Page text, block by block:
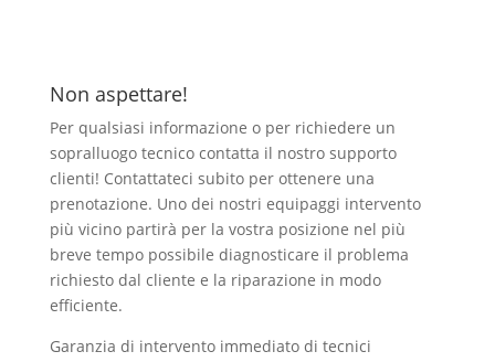
Non aspettare!
Per qualsiasi informazione o per richiedere un
sopralluogo tecnico contatta il nostro supporto
clienti! Contattateci subito per ottenere una
prenotazione. Uno dei nostri equipaggi intervento
più vicino partirà per la vostra posizione nel più
breve tempo possibile diagnosticare il problema
richiesto dal cliente e la riparazione in modo
efficiente.
Garanzia di intervento immediato di tecnici